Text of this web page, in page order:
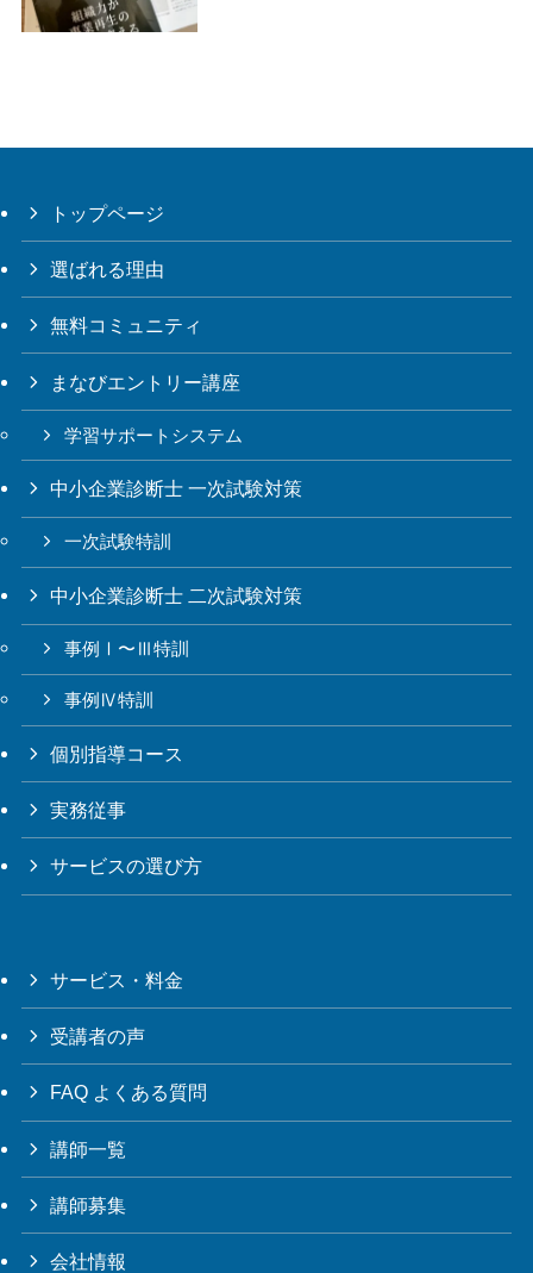
トップページ
選ばれる理由
無料コミュニティ
まなびエントリー講座
学習サポートシステム
中小企業診断士 一次試験対策
一次試験特訓
中小企業診断士 二次試験対策
事例Ⅰ〜Ⅲ特訓
事例Ⅳ特訓
個別指導コース
実務従事
サービスの選び方
サービス・料金
受講者の声
FAQ よくある質問
講師一覧
講師募集
会社情報